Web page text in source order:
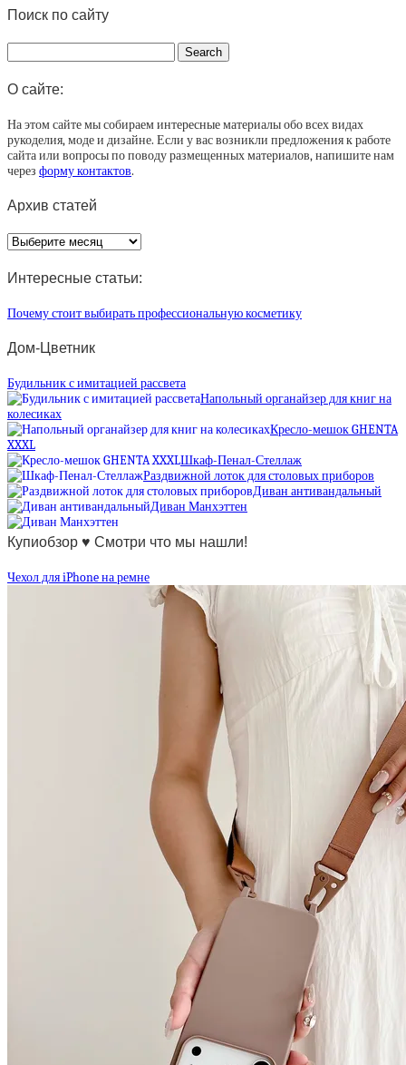
Поиск по сайту
О сайте:
На этом сайте мы собираем интересные материалы обо всех видах
рукоделия, моде и дизайне. Если у вас возникли предложения к работе
сайта или вопросы по поводу размещенных материалов, напишите нам
через форму контактов.
Архив статей
Архив
статей
Интересные статьи:
Почему стоит выбирать профессиональную косметику
Дом-Цветник
Будильник с имитацией рассвета
Напольный органайзер для книг на
колесиках
Кресло-мешок GHENTA
XXXL
Шкаф-Пенал-Стеллаж
Раздвижной лоток для столовых приборов
Диван антивандальный
Диван Манхэттен
Купиобзор ♥ Смотри что мы нашли!
Чехол для iPhone на ремне